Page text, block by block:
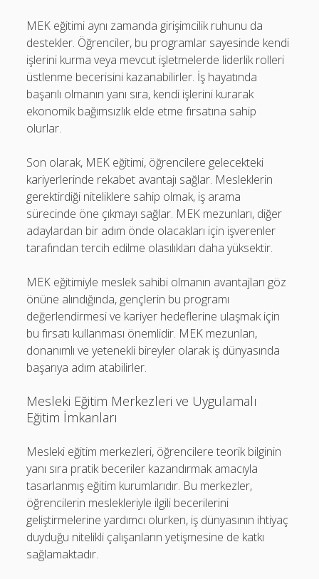
MEK eğitimi aynı zamanda girişimcilik ruhunu da
destekler. Öğrenciler, bu programlar sayesinde kendi
işlerini kurma veya mevcut işletmelerde liderlik rolleri
üstlenme becerisini kazanabilirler. İş hayatında
başarılı olmanın yanı sıra, kendi işlerini kurarak
ekonomik bağımsızlık elde etme fırsatına sahip
olurlar.
Son olarak, MEK eğitimi, öğrencilere gelecekteki
kariyerlerinde rekabet avantajı sağlar. Mesleklerin
gerektirdiği niteliklere sahip olmak, iş arama
sürecinde öne çıkmayı sağlar. MEK mezunları, diğer
adaylardan bir adım önde olacakları için işverenler
tarafından tercih edilme olasılıkları daha yüksektir.
MEK eğitimiyle meslek sahibi olmanın avantajları göz
önüne alındığında, gençlerin bu programı
değerlendirmesi ve kariyer hedeflerine ulaşmak için
bu fırsatı kullanması önemlidir. MEK mezunları,
donanımlı ve yetenekli bireyler olarak iş dünyasında
başarıya adım atabilirler.
Mesleki Eğitim Merkezleri ve Uygulamalı
Eğitim İmkanları
Mesleki eğitim merkezleri, öğrencilere teorik bilginin
yanı sıra pratik beceriler kazandırmak amacıyla
tasarlanmış eğitim kurumlarıdır. Bu merkezler,
öğrencilerin meslekleriyle ilgili becerilerini
geliştirmelerine yardımcı olurken, iş dünyasının ihtiyaç
duyduğu nitelikli çalışanların yetişmesine de katkı
sağlamaktadır.